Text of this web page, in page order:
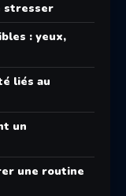
stresser
: yeux,
liés au
un
une routine